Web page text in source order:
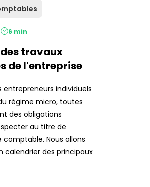
6 min
travaux
de l'entreprise
entrepreneurs individuels
régime micro, toutes
des obligations
au titre de
Nous allons
calendrier des principaux